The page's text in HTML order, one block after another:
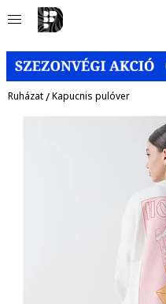
Ruházat/Kapucnis pulóver